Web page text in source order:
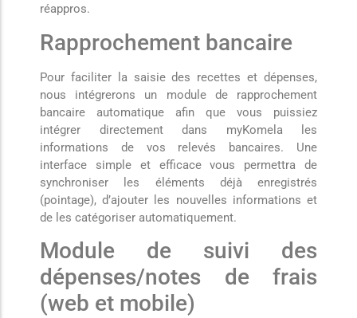
réappros.
Rapprochement bancaire
Pour faciliter la saisie des recettes et dépenses,
nous intégrerons un module de rapprochement
bancaire automatique afin que vous puissiez
intégrer directement dans myKomela les
informations de vos relevés bancaires. Une
interface simple et efficace vous permettra de
synchroniser les éléments déjà enregistrés
(pointage), d’ajouter les nouvelles informations et
de les catégoriser automatiquement.
Module de suivi des
dépenses/notes de frais
(web et mobile)